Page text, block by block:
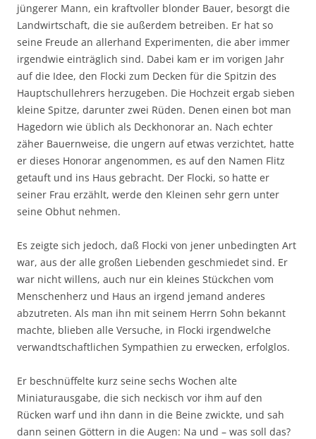
jüngerer Mann, ein kraftvoller blonder Bauer, besorgt die
Landwirtschaft, die sie außerdem betreiben. Er hat so
seine Freude an allerhand Experimenten, die aber immer
irgendwie einträglich sind. Dabei kam er im vorigen Jahr
auf die Idee, den Flocki zum Decken für die Spitzin des
Hauptschullehrers herzugeben. Die Hochzeit ergab sieben
kleine Spitze, darunter zwei Rüden. Denen einen bot man
Hagedorn wie üblich als Deckhonorar an. Nach echter
zäher Bauernweise, die ungern auf etwas verzichtet, hatte
er dieses Honorar angenommen, es auf den Namen Flitz
getauft und ins Haus gebracht. Der Flocki, so hatte er
seiner Frau erzählt, werde den Kleinen sehr gern unter
seine Obhut nehmen.
Es zeigte sich jedoch, daß Flocki von jener unbedingten Art
war, aus der alle großen Liebenden geschmiedet sind. Er
war nicht willens, auch nur ein kleines Stückchen vom
Menschenherz und Haus an irgend jemand anderes
abzutreten. Als man ihn mit seinem Herrn Sohn bekannt
machte, blieben alle Versuche, in Flocki irgendwelche
verwandtschaftlichen Sympathien zu erwecken, erfolglos.
Er beschnüffelte kurz seine sechs Wochen alte
Miniaturausgabe, die sich neckisch vor ihm auf den
Rücken warf und ihn dann in die Beine zwickte, und sah
dann seinen Göttern in die Augen: Na und – was soll das?